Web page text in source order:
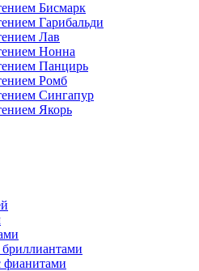
Бисмарк
Гарибальди
Лав
Нонна
Панцирь
Ромб
Сингапур
Якорь
бриллиантами
фианитами